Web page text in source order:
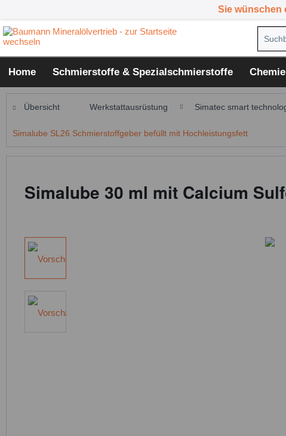
Sie wünschen
Home Schmierstoffe & Spezialschmierstoffe
Übersicht Werkstattausrüstung Simatec smart
Simalube SL26 Schmierstoffgeber befüllt mit Hochleistungsfett
Simalube 30 ml mit Calcium